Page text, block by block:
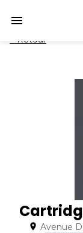
Retour
Avenue